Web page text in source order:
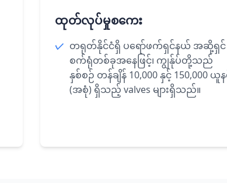
ထုတ်လုပ်မှုစကေး
တရုတ်နိုင်ငံရှိ ပရော်ဖက်ရှင်နယ် အဆို့ရှင်
စက်ရုံတစ်ခုအနေဖြင့်၊ ကျွန်ုပ်တို့သည်
နှစ်စဉ် တန်ချိန် 10,000 နှင့် 150,000 ယူ
(အစုံ) ရှိသည့် valves များရှိသည်။